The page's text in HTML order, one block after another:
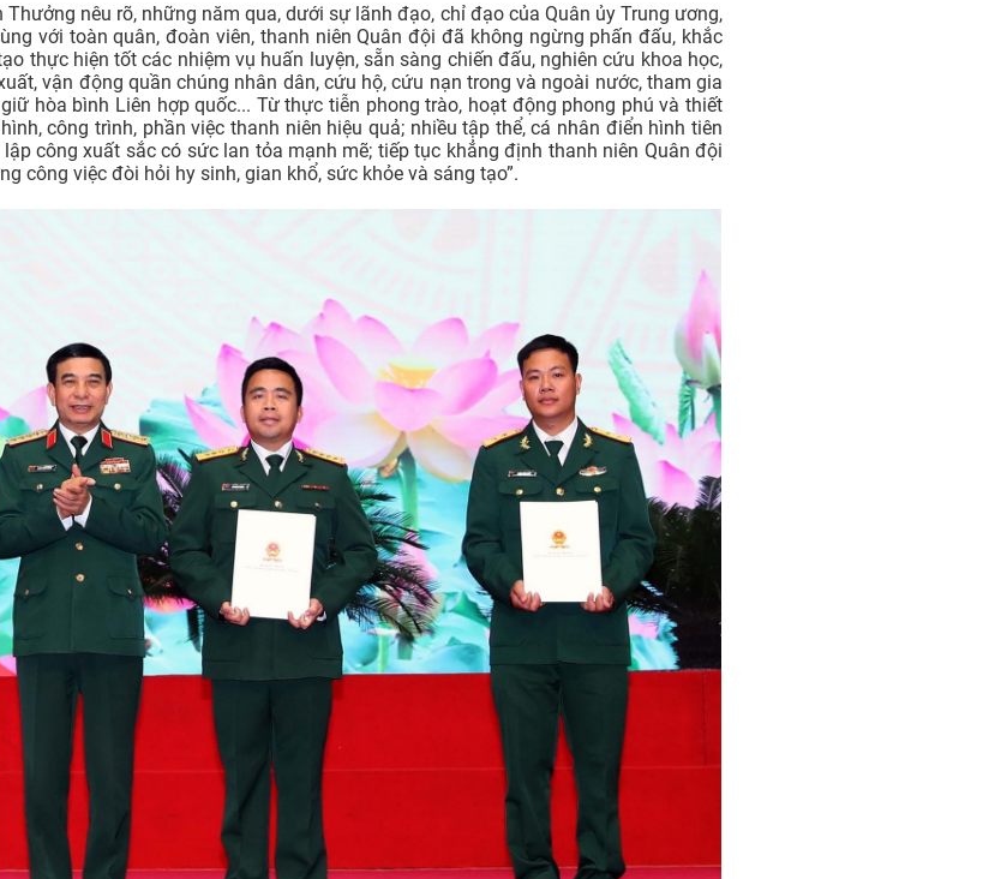
nêu rõ, những năm qua, dưới sự lãnh đạo, chỉ đạo của Quân ủy Trung ương,
với toàn quân, đoàn viên, thanh niên Quân đội đã không ngừng phấn đấu, khắc
thực hiện tốt các nhiệm vụ huấn luyện, sẵn sàng chiến đấu, nghiên cứu khoa học,
vận động quần chúng nhân dân, cứu hộ, cứu nạn trong và ngoài nước, tham gia
hòa bình Liên hợp quốc... Từ thực tiễn phong trào, hoạt động phong phú và thiết
công trình, phần việc thanh niên hiệu quả; nhiều tập thể, cá nhân điển hình tiên
công xuất sắc có sức lan tỏa mạnh mẽ; tiếp tục khẳng định thanh niên Quân đội
công việc đòi hỏi hy sinh, gian khổ, sức khỏe và sáng tạo”.